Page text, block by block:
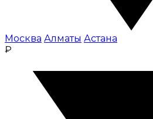
Москва Алматы Астана
₽